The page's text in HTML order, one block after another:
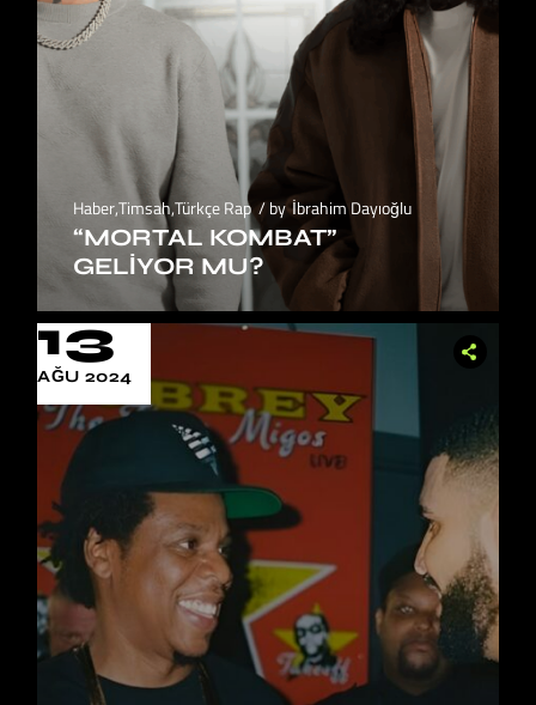
Haber,Timsah,Türkçe Rap by İbrahim Dayıoğlu
“MORTAL KOMBAT”
GELIYOR MU?
13
AĞU 2024